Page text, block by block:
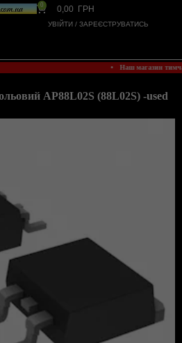
0 0,00 ГРН
УВІЙТИ / ЗАРЕЄСТРУВАТИСЬ
• Наш магазин
AP88L02S (88L02S) -used